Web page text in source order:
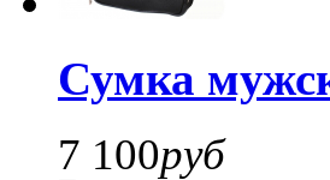
Сумка
7 100руб